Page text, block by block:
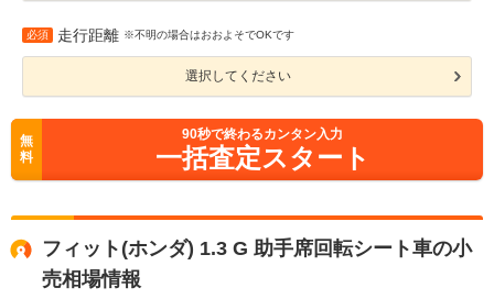
必須 走行距離 ※不明の場合はおおよそでOKです
選択してください
無
料
90秒で終わるカンタン入力
一括査定スタート
フィット(ホンダ) 1.3 G 助手席回転シート車の小
売相場情報